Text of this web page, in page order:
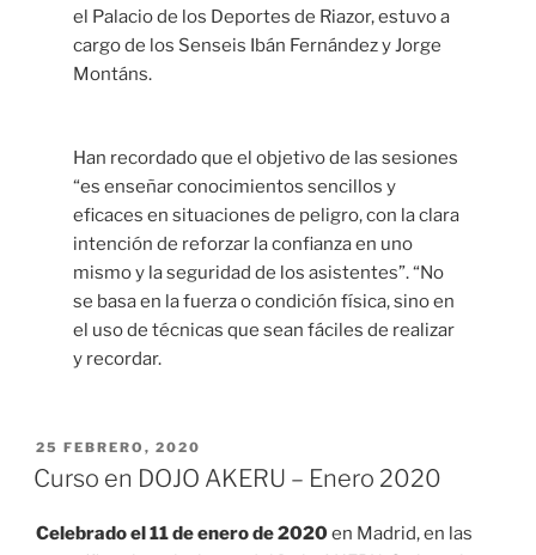
el Palacio de los Deportes de Riazor, estuvo a
cargo de los Senseis Ibán Fernández y Jorge
Montáns.
Han recordado que el objetivo de las sesiones
“es enseñar conocimientos sencillos y
eficaces en situaciones de peligro, con la clara
intención de reforzar la confianza en uno
mismo y la seguridad de los asistentes”. “No
se basa en la fuerza o condición física, sino en
el uso de técnicas que sean fáciles de realizar
y recordar.
PUBLICADO
EL
25 FEBRERO, 2020
Curso en DOJO AKERU – Enero 2020
Celebrado el 11 de enero de 2020en Madrid, en las